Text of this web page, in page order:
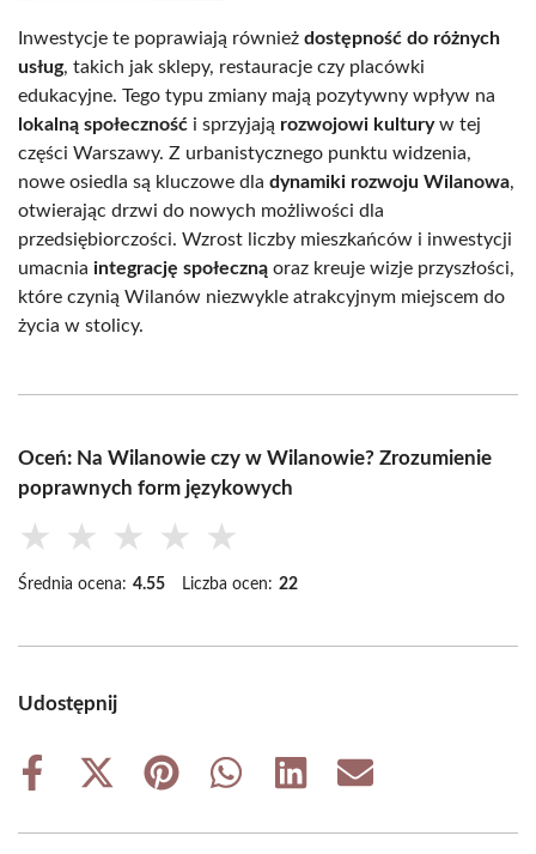
Inwestycje te poprawiają również dostępność do różnych
usług, takich jak sklepy, restauracje czy placówki
edukacyjne. Tego typu zmiany mają pozytywny wpływ na
lokalną społeczność i sprzyjają rozwojowi kulturyw tej
części Warszawy. Z urbanistycznego punktu widzenia,
nowe osiedla są kluczowe dla dynamiki rozwoju Wilanowa,
otwierając drzwi do nowych możliwości dla
przedsiębiorczości. Wzrost liczby mieszkańców i inwestycji
umacnia integrację społeczną oraz kreuje wizje przyszłości,
które czynią Wilanów niezwykle atrakcyjnym miejscem do
życia w stolicy.
Oceń: Na Wilanowie czy w Wilanowie? Zrozumienie
poprawnych form językowych
★ ★ ★ ★ ★
Średnia ocena: 4.55 Liczba ocen: 22
Udostępnij
Share
Share
(Twitter)
Share
Share
Share
Share